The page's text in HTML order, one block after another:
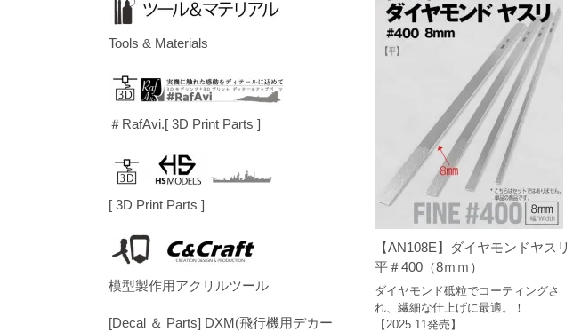
【AN108E】ダイヤモンドヤスリ
平＃400（8ｍｍ）
ダイヤモンド砥粒でコーティングさ
れ、繊細な仕上げに最適。！
【2025.11発売】
Tools & Materials
＃RafAvi.[ 3D Print Parts ]
[ 3D Print Parts ]
模型製作用アクリルツール
[Decal ＆ Parts] DXM(飛行機用デカー